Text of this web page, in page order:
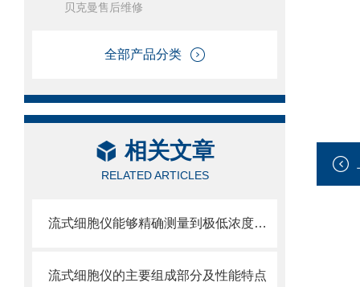
贝克曼售后维修
全部产品分类
相关文章
RELATED ARTICLES
流式细胞仪能够精确测量到极低浓度的标记物
流式细胞仪的主要组成部分及性能特点